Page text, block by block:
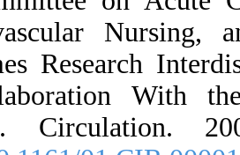
Cardiovascular
Outcomes
in Collaboration
Centers.